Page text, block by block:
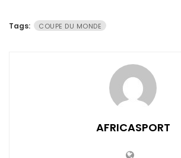
Tags: COUPE DU MONDE
AFRICASPORT